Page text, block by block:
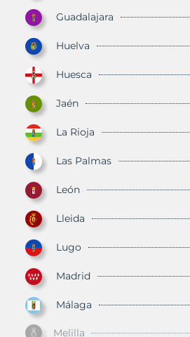
Guadalajara
Huelva
Huesca
Jaén
La Rioja
Las Palmas
León
Lleida
Lugo
Madrid
Málaga
Melilla